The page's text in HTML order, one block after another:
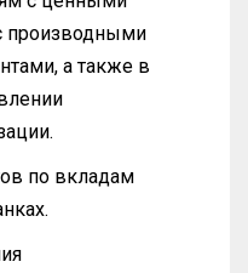
производными
а также в
по вкладам